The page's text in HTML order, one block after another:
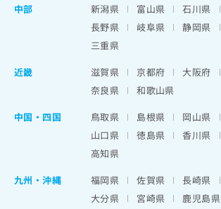
中部
新潟県 富山県 石川県
長野県
岐阜県 静岡県
三重県
近畿
滋賀県 京都府 大阪府
奈良県
和歌山県
中国・四国
鳥取県 島根県 岡山県
山口県
徳島県 香川県
高知県
九州・沖縄
福岡県 佐賀県 長崎県
大分県
宮崎県 鹿児島県